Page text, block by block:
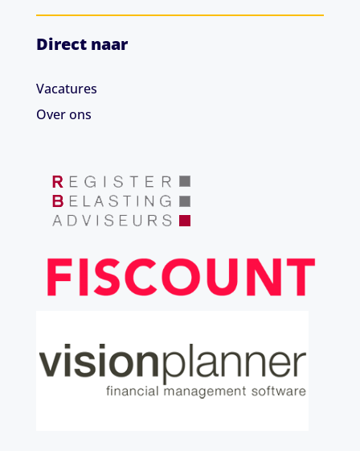
Direct naar
Vacatures
Over ons